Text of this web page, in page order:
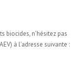
biocides, n’hésitez pas
à l’adresse suivante :